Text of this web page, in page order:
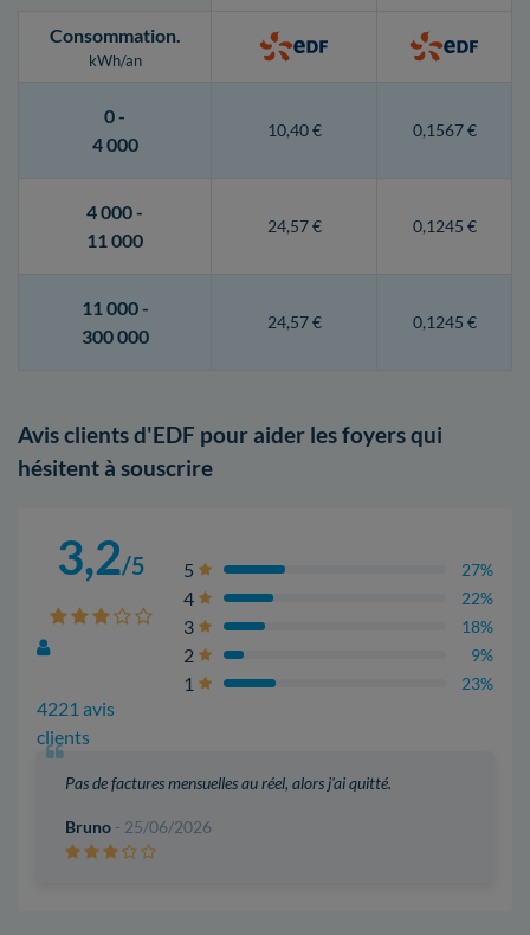
Consommation.
kWh/an
0 -
4 000
10,40 € 0,1567 €
4 000 -
11 000
24,57 € 0,1245 €
11 000 -
300 000
24,57 € 0,1245 €
Avis clients d'EDF pour aider les foyers qui
hésitent à souscrire
3,2/5
4221 avis
clients
5 27%
4 22%
3 18%
2 9%
1 23%
Pas de factures mensuelles au réel, alors j'ai quitté.
Bruno - 25/06/2026